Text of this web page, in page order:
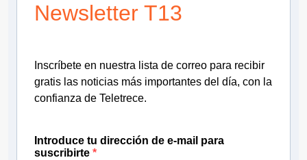
Newsletter T13
Inscríbete en nuestra lista de correo para recibir
gratis las noticias más importantes del día, con la
confianza de Teletrece.
Introduce tu dirección de e-mail para
suscribirte